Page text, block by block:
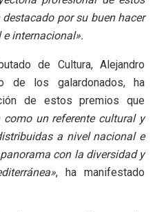
por su buen hacer
internacional».
de Cultura, Alejandro
de los galardonados, ha
de estos premios que
un referente cultural y
a nivel nacional e
con la diversidad y
, ha manifestado